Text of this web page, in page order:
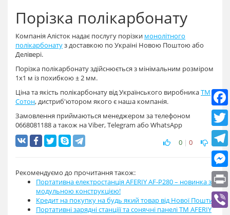
Порізка полікарбонату
Компанія Алісток надає послугу порізки монолітного
полікарбонатуз доставкою по Україні Новою Поштою або
Делівері.
Порізка полікарбонату здійснюється з мінімальним розміром
1х1 м із похибкою ± 2 мм.
Ціна та якість полікарбонату від Українського виробникаТМ
Сотон, дистриб'ютором якого є наша компанія.
Замовлення приймаються менеджером за телефоном
0668081188 а також на Viber, Telegram або WhatsApp
0 | 0
Рекомендуємо до прочитання також:
Портативна електростанція AFERIY AF-P280 – новинка з
модульною конструкцією!
Кредит на покупку на будь який товар від Нової Пошти
Портативні зарядні станціїї та сонячні панелі ТМ AFERIY